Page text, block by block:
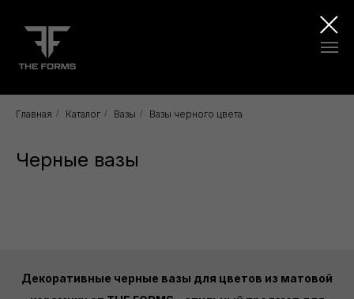
Главная / Каталог / Вазы / Вазы черного цвета
Черные вазы
Декоративные черные вазы для цветов из матовой